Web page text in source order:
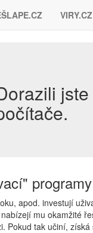
VIRY.CZ
programy
apod. investují
mu okamžité
Pokud tak učiní,